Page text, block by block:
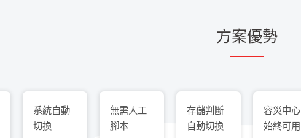
方案優勢
系統自動
切換
無需人工
腳本
存儲判斷
自動切換
容災中心
始終可用